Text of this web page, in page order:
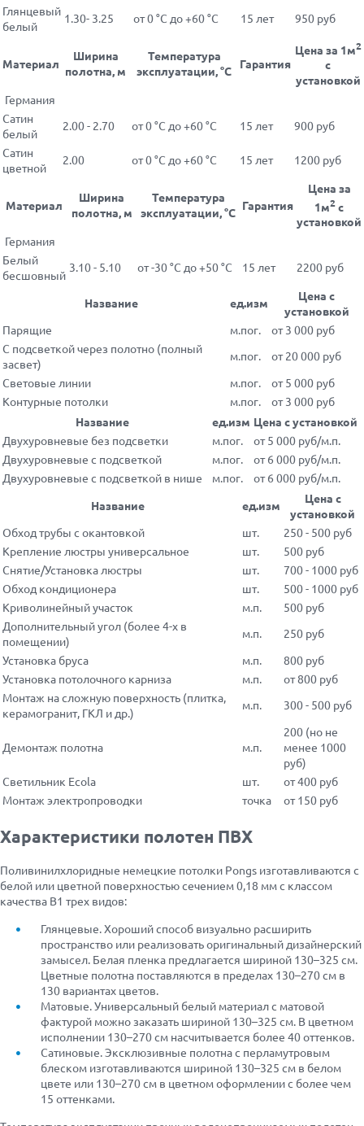
Глянцевый
белый
1.30- 3.25 от 0 °С до +60 °С 15 лет 950 руб
Материал
Ширина
полотна, м
Температура
эксплуатации, °С
Гарантия
Цена за 1м2
с
установкой
Германия
Сатин
белый
2.00 - 2.70 от 0 °С до +60 °С 15 лет
900 руб
Сатин
цветной
2.00 от 0 °С до +60 °С 15 лет 1200 руб
Материал
Ширина
полотна, м
Температура
эксплуатации, °С Гарантия
Цена за
1м2с
установкой
Германия
Белый
бесшовный
3.10 - 5.10 от -30 °С до +50 °С 15 лет 2200 руб
Название ед.изм
Цена с
установкой
Парящие
м.пог.
от 3 000 руб
С подсветкой через полотно (полный
засвет)
м.пог.
от 20 000 руб
Световые линии
м.пог.
от 5 000 руб
Контурные потолки
м.пог.
от 3 000 руб
Название
ед.изм Цена с установкой
Двухуровневые без подсветки
м.пог.
от 5 000 руб/м.п.
Двухуровневые с подсветкой
м.пог.
от 6 000 руб/м.п.
Двухуровневые с подсветкой в нише
м.пог.
от 6 000 руб/м.п.
Название
ед.изм
Цена с
установкой
Обход трубы с окантовкой
шт.
250 - 500 руб
Крепление люстры универсальное
шт.
500 руб
Снятие/Установка люстры
шт.
700 - 1000 руб
Обход кондиционера
шт.
500 - 1000 руб
Криволинейный участок
м.п.
500 руб
Дополнительный угол (более 4-х в
помещении)
м.п.
250 руб
Установка бруса
м.п.
800 руб
Установка потолочного карниза
м.п.
от 800 руб
Монтаж на сложную поверхность (плитка,
керамогранит, ГКЛ и др.)
м.п. 300 - 500 руб
Демонтаж полотна м.п.
200 (но не
менее 1000
руб)
Светильник Ecola
шт.
от 400 руб
Монтаж электропроводки
точка от 150 руб
Характеристики полотен ПВХ
Поливинилхлоридные немецкие потолки Pongs изготавливаются с
белой или цветной поверхностью сечением 0,18 мм с классом
качества В1 трех видов:
Глянцевые. Хороший способ визуально расширить
пространство или реализовать оригинальный дизайнерский
замысел. Белая пленка предлагается шириной 130–325 см.
Цветные полотна поставляются в пределах 130–270 см в
130 вариантах цветов.
Матовые. Универсальный белый материал с матовой
фактурой можно заказать шириной 130–325 см. В цветном
исполнении 130–270 см насчитывается более 40 оттенков.
Сатиновые. Эксклюзивные полотна с перламутровым
блеском изготавливаются шириной 130–325 см в белом
цвете или 130–270 см в цветном оформлении с более чем
15 оттенками.